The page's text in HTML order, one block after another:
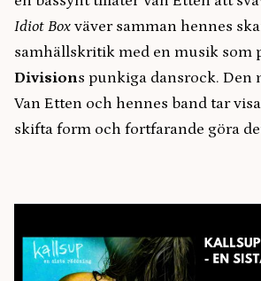
Idiot Box väver samman hennes
samhällskritik med en musik som
Divisions punkiga dansrock. Den
Van Etten och hennes band tar
skifta form och fortfarande göra